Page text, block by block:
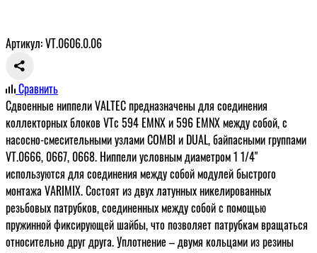
Артикул: VT.0606.0.06
Сравнить
Сдвоенные ниппели VALTEC предназначены для соединения
коллекторных блоков VTc 594 EMNX и 596 EMNX между собой, с
насосно-смесительными узлами COMBI и DUAL, байпасными группами
VT.0666, 0667, 0668. Ниппели условным диаметром 1 1/4"
используются для соединения между собой модулей быстрого
монтажа VARIMIX. Состоят из двух латунных никелированных
резьбовых патрубков, соединенных между собой с помощью
пружинной фиксирующей шайбы, что позволяет патрубкам вращаться
относительно друг друга. Уплотнение – двумя кольцами из резины